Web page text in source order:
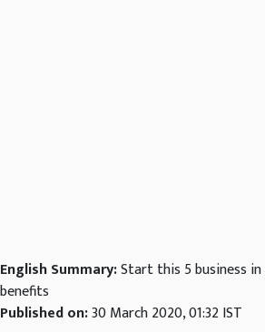
English Summary:Start this 5 business
benefits
Published on:30 March 2020, 01:32 IST